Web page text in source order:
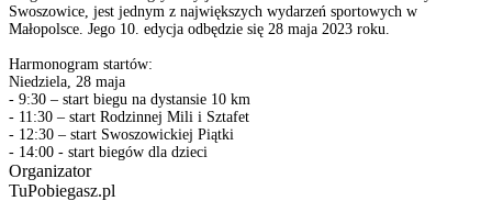
Swoszowice, jest jednym z największych wydarzeń sportowych w
Małopolsce. Jego 10. edycja odbędzie się 28 maja 2023 roku.
Harmonogram startów:
Niedziela, 28 maja
- 9:30 – start biegu na dystansie 10 km
- 11:30 – start Rodzinnej Mili i Sztafet
- 12:30 – start Swoszowickiej Piątki
Organizator
TuPobiegasz.pl